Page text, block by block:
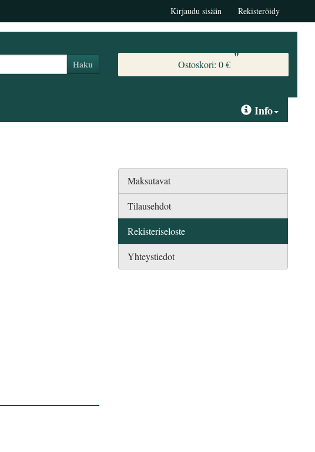
Kirjaudu sisään Rekisteröidy
Haku Ostoskori: 0 €
0
Info
Maksutavat
Tilausehdot
Rekisteriseloste
Yhteystiedot